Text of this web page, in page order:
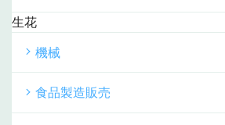
生花
機械
食品製造販売